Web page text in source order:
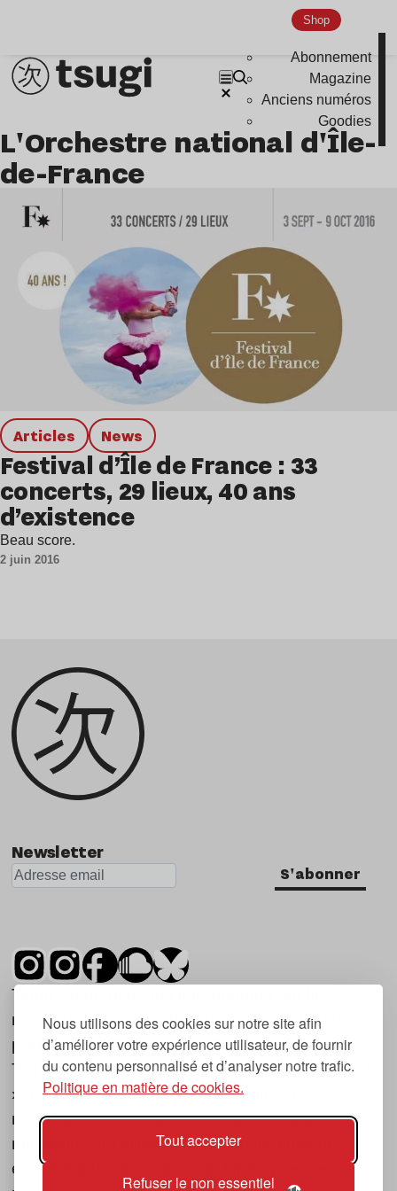
Nous utilisons des cookies sur notre site afin
d’améliorer votre expérience utilisateur, de fournir
du contenu personnalisé et d’analyser notre trafic.
Politique en matière de cookies.
Tout accepter
Refuser le non essentiel
Shop
Abonnement
Magazine
Anciens numéros
Goodies
L'Orchestre national d'Île-
de-France
Articles news
Festival d’Île de France : 33
concerts, 29 lieux, 40 ans
d’existence
Beau score.
2 juin 2016
Newsletter
S'abonner
Tsugi est un mensuel indépendant sur la
musique et les nouvelles tendances, dont la
première parution date de 2007.
Tsugi en japonais signifie « prochain », « suivant
», ce qui correspond à la thématique du
magazine, à l’affût des nouvelles tendances
musicales, qu’elles viennent de la musique
électronique, du rock ou du hip hop, et des